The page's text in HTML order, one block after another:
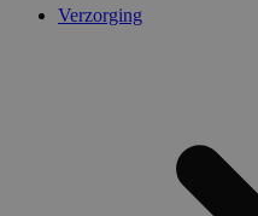
Verzorging